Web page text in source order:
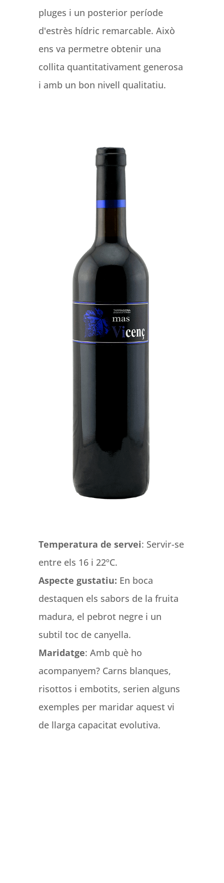
pluges i un posterior període
d'estrès hídric remarcable. Això
ens va permetre obtenir una
collita quantitativament generosa
i amb un bon nivell qualitatiu.
Temperatura de servei: Servir-se
entre els 16 i 22ºC.
Aspecte gustatiu: En boca
destaquen els sabors de la fruita
madura, el pebrot negre i un
subtil toc de canyella.
Maridatge: Amb què ho
acompanyem? Carns blanques,
risottos i embotits, serien alguns
exemples per maridar aquest vi
de llarga capacitat evolutiva.